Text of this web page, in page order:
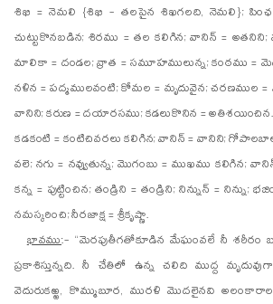
శిఖి = నెమలి {శిఖి - తలపైన శిఖగలది, నెమలి}; పింఛ
చుట్టుకొనబడిన; శిరము = తల కలిగిన; వానిన్ = అతనిని;
మాలికా = దండల; వ్రాత = సమూహములున్న; కంఠము =
నళిన = పద్మములవంటి; కోమల = మృదువైన; చరణముల
వానిని; కరుణ = దయారసము; కడలుకొనిన = అతిశయించిన.
కడకంటి = కంటిచివరలు కలిగిన; వానిన్ = వానిని;
వలె; నగు = నవ్వుతున్న; మొగంబు = ముఖము కలిగిన;
కన్న = పుట్టించిన; తండ్రిని = తండ్రిని; నిన్నున్ = నిన్ను;
నమస్కరించి; నీరజాక్ష = శ్రీకృష్ణా.
భావము:- “మెరపుతీగతోకూడిన మేఘంవలే నీ శరీరం
ప్రకాశిస్తున్నది. నీ చేతిలో ఉన్న చలిది ముద్ద
వెదురుకఱ్ఱ, కొమ్ముబూర, మురళి మొదలైనవి